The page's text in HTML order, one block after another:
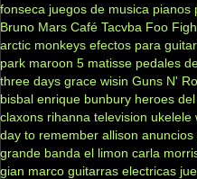
fonseca juegos de musica pianos
Bruno Mars Café Tacvba Foo
arctic monkeys efectos para
park maroon 5 matisse pedales
three days grace wisin Guns N'
bisbal enrique bunbury heroes
claxons rihanna television ukelele
day to remember allison anuncios
grande banda el limon carla
gian marco guitarras electricas